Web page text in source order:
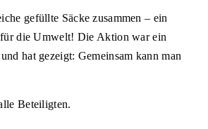
gefüllte Säcke zusammen – ein
die Umwelt! Die Aktion war ein
hat gezeigt: Gemeinsam kann man
Beteiligten.